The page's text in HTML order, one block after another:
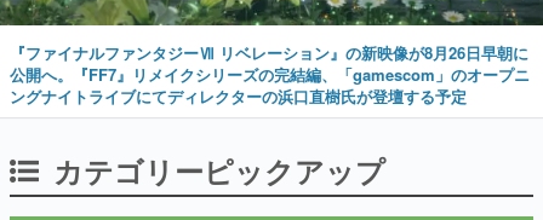
『ファイナルファンタジーⅦ リベレーション』の新映像が8月26日早朝に
公開へ。『FF7』リメイクシリーズの完結編、「gamescom」のオープニ
ングナイトライブにてディレクターの浜口直樹氏が登壇する予定
カテゴリーピックアップ